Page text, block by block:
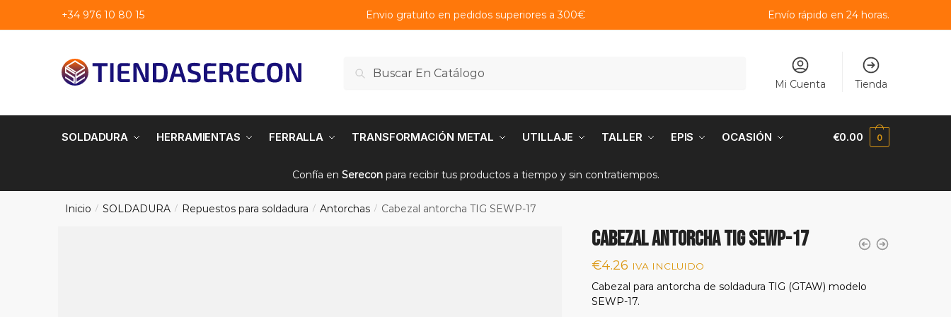
a
navegación
al
contenido
+34 976 10 80 15 Envio gratuito en pedidos superiores a 300€ Envío rápido en 24 horas.
Buscar
Buscar
Mi Cuenta Tienda
SOLDADURA HERRAMIENTAS FERRALLA TRANSFORMACIÓN METAL UTILLAJE TALLER EPIS OCASIÓN €0.00 0
Confía en Sereconpara recibir tus productos a tiempo y sin contratiempos.
Inicio / SOLDADURA / Repuestos para soldadura / Antorchas / Cabezal antorcha TIG SEWP-17
Cabezal antorcha TIG SEWP-17
€4.26 IVA INCLUIDO
Cabezal para antorcha de soldadura TIG (GTAW) modelo
SEWP-17.